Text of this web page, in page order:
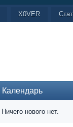
X0VER
Календарь
Ничего нового нет.